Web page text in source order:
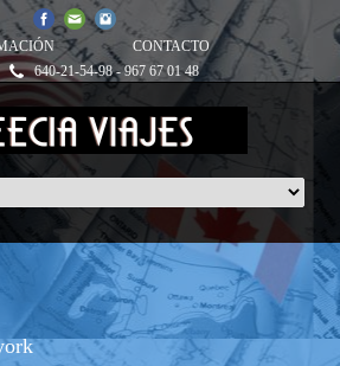
CONTACTO
640-21-54-98 - 967 67 01 48